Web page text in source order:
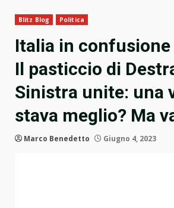
Blitz Blog Politica
Italia in
Il pasticcio di
Sinistra unite: una
stava meglio? Ma
Marco Benedetto Giugno 4, 2023